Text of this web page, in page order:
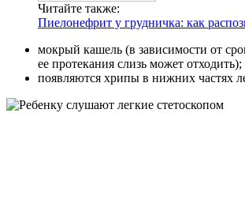
Читайте также:
Пиелонефрит у грудничка: как
мокрый кашель (в зависимости от
ее протекания слизь может отходить);
появляются хрипы в нижних частях